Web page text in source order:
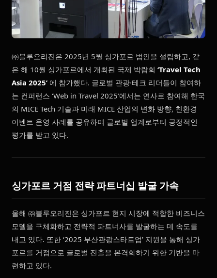
㈜블루오리진은 2025년 5월 싱가포르 법인을 설립하고, 같
은 해 10월 싱가포르에서 개최된 국제 박람회 ‘Travel Tech
Asia 2025’ 에 참가했다. 글로벌 관광·테크 리더들이 참여하
는 컨퍼런스 ‘Web in Travel 2025’에서는 연사로 참여해 한국
의 MICE Tech 기술과 미래 MICE 산업의 변화 방향, 친환경
이벤트 운영 사례를 공유하며 글로벌 업계로부터 긍정적인
평가를 받고 있다.
싱가포르 거점 전략 파트너십 발굴 가속
올해 ㈜블루오리진은 싱가포르 현지 시장에 적합한 비즈니스
모델을 구체화하고 전략적 파트너사를 발굴하는 데 속도를
내고 있다. 또한 ‘2025 부산관광스타트업’ 지원을 통해 싱가
포르를 거점으로 글로벌 진출을 본격화하기 위한 기반을 마
련하고 있다.